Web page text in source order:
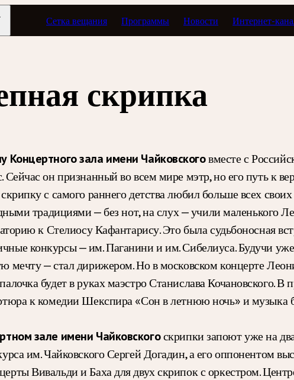
Сетка вещания Программы Новости Интернет-
Подкасты Дневник меломана
скрипка
Концертного зала имени Чайковскоговместе с
Сейчас он признанный во всем мире мэтр, но его путь к
с самого раннего детства любил больше всех
традициями — без нот, на слух — учили маленького
к Стелиосу Кафантарису. Это была судьбоносная
конкурсы — им. Паганини и им. Сибелиуса. Будучи
мечту — стал дирижером. Но в московском концерте
будет в руках маэстро Станислава
к комедии Шекспира «Сон в летнюю ночь» и музыка
зале имени Чайковскогоскрипки запоют уже на
им. Чайковского Сергей Догадин, а его оппонентом
Вивальди и Баха для двух скрипок с оркестром.